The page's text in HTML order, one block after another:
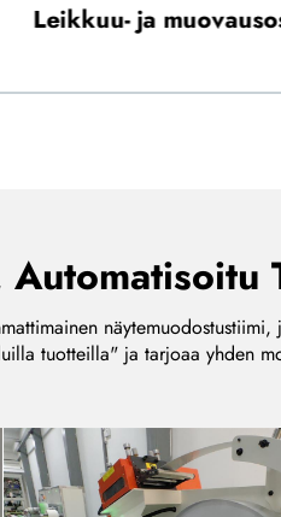
Heijastavan
pinnoitustehdas
tuotteilla" ja tarjoaa yhden